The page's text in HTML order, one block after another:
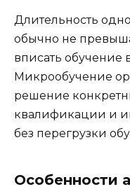
Длительность
обычно не
вписать обучение
Микрообучение
решение
квалификации и
без перегрузки
Особенности